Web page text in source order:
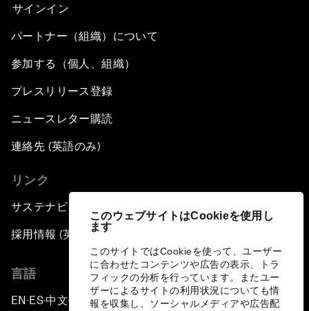
このウェブサイトはCookieを使用し
ます
このサイトではCookieを使って、ユーザー
に合わせたコンテンツや広告の表示、トラ
フィックの分析を行っています。またユー
ザーによるサイトの利用状況についても情
報を収集し、ソーシャルメディアや広告配
サインイン
パートナー（組織）について
参加する（個人、組織）
プレスリリース登録
ニュースレター購読
連絡先 (英語のみ)
リンク
サステナビリティへの取り組み
採用情報 (英語のみ)
言語
EN ▪ES▪中文▪ 日本語